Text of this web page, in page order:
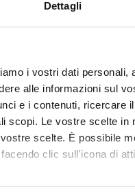
Dettagli
i vostri dati personali,
alle informazioni sul
e i contenuti,
scopi. Le vostre scelte
scelte. È possibile
clic sull'icona di